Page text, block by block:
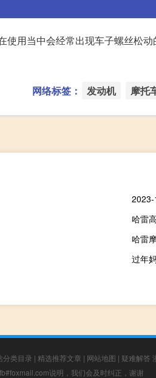
使用当中会经常出现车子螺丝松
网络标签： 发动机 摩托
哈雷
哈雷
过年
分类目录 | 精选推荐文章 | 网站地图 | 疑难解答
说明，我们会及时纠正，谢谢